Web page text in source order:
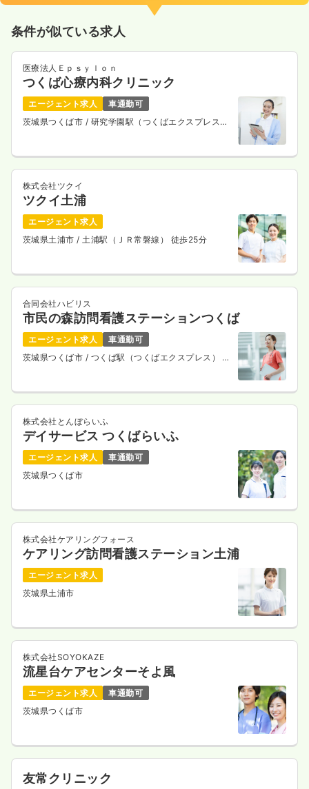
条件が似ている求人
医療法人Ｅｐｓｙｌｏｎ
つくば心療内科クリニック
エージェント求人
車通勤可
茨城県つくば市 / 研究学園駅（つくばエクスプレス）
株式会社ツクイ
ツクイ土浦
エージェント求人
茨城県土浦市 / 土浦駅（ＪＲ常磐線） 徒歩25分
合同会社ハビリス
市民の森訪問看護ステーションつくば
エージェント求人
車通勤可
茨城県つくば市 / つくば駅（つくばエクスプレス） 徒
株式会社とんぼらいふ
デイサービス つくばらいふ
エージェント求人
車通勤可
茨城県つくば市
株式会社ケアリングフォース
ケアリング訪問看護ステーション土浦
エージェント求人
茨城県土浦市
株式会社SOYOKAZE
流星台ケアセンターそよ風
エージェント求人
車通勤可
茨城県つくば市
友常クリニック